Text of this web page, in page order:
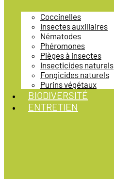
Coccinelles
Insectes auxiliaires
Nématodes
Phéromones
Pièges à insectes
Insecticides naturels
Fongicides naturels
Purins végétaux
BIODIVERSITÉ
ENTRETIEN